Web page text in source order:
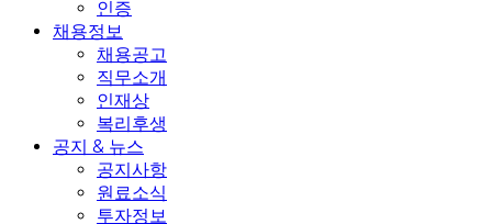
인증
채용정보
채용공고
직무소개
인재상
복리후생
공지 & 뉴스
공지사항
원료소식
투자정보